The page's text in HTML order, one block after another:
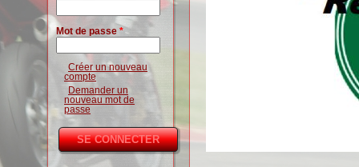
Mot de passe *
Créer un nouveau
compte
Demander un
nouveau mot de
passe